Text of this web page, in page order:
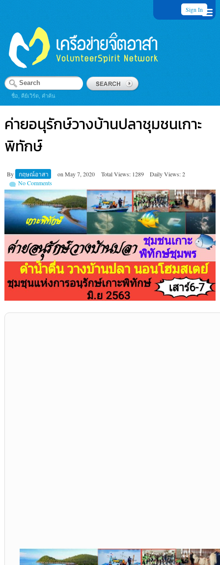
Sign In
ชื่อ, คีย์เวิร์ด, คำค้น
ค่ายอนุรักษ์วางบ้านปลาชุมชนเกาะ
พิทักษ์
By กฤษณ์อาสา on May 7, 2020 Total Views: 1289
Daily Views: 2
No Comments